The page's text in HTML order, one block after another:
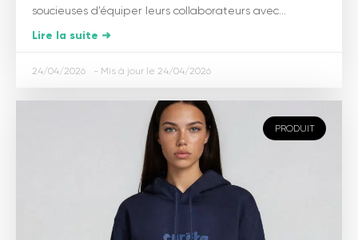
soucieuses d’équiper leurs collaborateurs avec...
Lire la suite ➜
24/04/2026 24/04/2026
PRODUIT